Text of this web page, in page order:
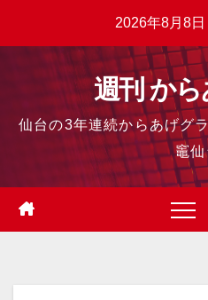
2026年8月8日
週刊 か
仙台の3年連続からあげグ
竈